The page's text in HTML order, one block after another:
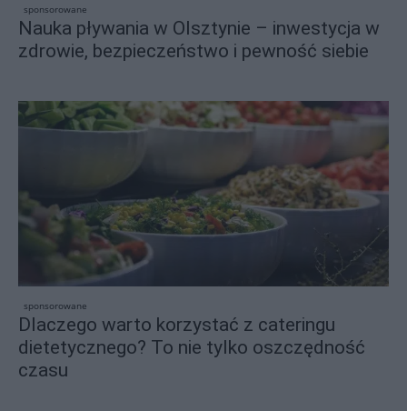
sponsorowane
Nauka pływania w Olsztynie – inwestycja w
zdrowie, bezpieczeństwo i pewność siebie
sponsorowane
Dlaczego warto korzystać z cateringu
dietetycznego? To nie tylko oszczędność
czasu